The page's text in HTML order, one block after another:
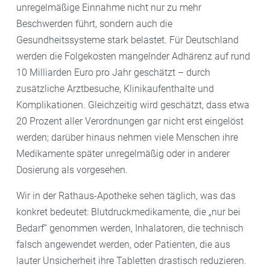
unregelmäßige Einnahme nicht nur zu mehr
Beschwerden führt, sondern auch die
Gesundheitssysteme stark belastet. Für Deutschland
werden die Folgekosten mangelnder Adhärenz auf rund
10 Milliarden Euro pro Jahr geschätzt – durch
zusätzliche Arztbesuche, Klinikaufenthalte und
Komplikationen. Gleichzeitig wird geschätzt, dass etwa
20 Prozent aller Verordnungen gar nicht erst eingelöst
werden; darüber hinaus nehmen viele Menschen ihre
Medikamente später unregelmäßig oder in anderer
Dosierung als vorgesehen.
Wir in der Rathaus-Apotheke sehen täglich, was das
konkret bedeutet: Blutdruckmedikamente, die „nur bei
Bedarf“ genommen werden, Inhalatoren, die technisch
falsch angewendet werden, oder Patienten, die aus
lauter Unsicherheit ihre Tabletten drastisch reduzieren.